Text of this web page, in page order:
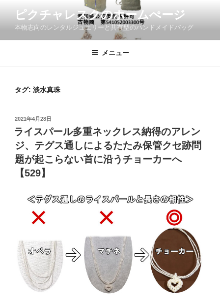
ン
ピクチャレスクのホームぺージ
本物志向のレンタルジュエリーと共有型のハンドメイドバッグ
メニュー
タグ: 淡水真珠
投
稿
日:
2021年4月28日
ライスパール多重ネックレス納得のアレン
ジ、テグス通しによるたたみ保管クセ跡問
題が起こらない首に沿うチョーカーへ
【529】